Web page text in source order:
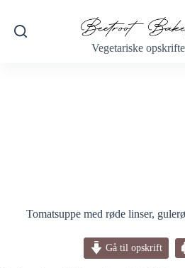
indhold
Vegetariske
Tomatsuppe med røde linser,
Gå til opskrift